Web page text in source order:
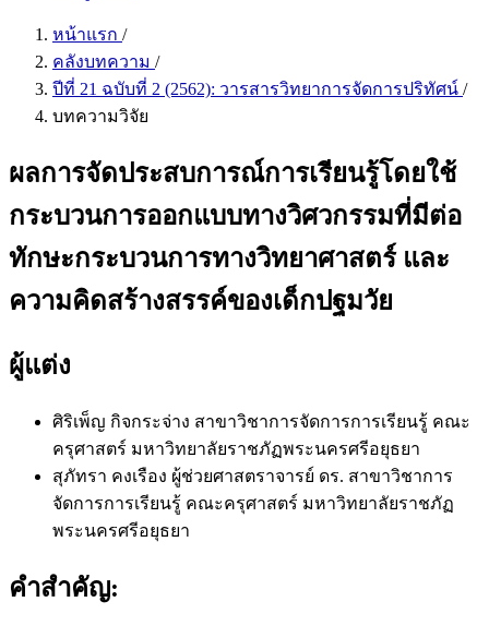
หน้าแรก /
คลังบทความ /
ปีที่ 21 ฉบับที่ 2 (2562): วารสารวิทยาการจัดการปริทัศน์ /
บทความวิจัย
ผลการจัดประสบการณ์การเรียนรู้โดยใช้
กระบวนการออกแบบทางวิศวกรรมที่มีต่อ
ทักษะกระบวนการทางวิทยาศาสตร์ และ
ความคิดสร้างสรรค์ของเด็กปฐมวัย
ผู้แต่ง
ศิริเพ็ญ กิจกระจ่าง สาขาวิชาการจัดการการเรียนรู้ คณะ
ครุศาสตร์ มหาวิทยาลัยราชภัฏพระนครศรีอยุธยา
สุภัทรา คงเรือง ผู้ช่วยศาสตราจารย์ ดร. สาขาวิชาการ
จัดการการเรียนรู้ คณะครุศาสตร์ มหาวิทยาลัยราชภัฏ
พระนครศรีอยุธยา
คำสำคัญ: